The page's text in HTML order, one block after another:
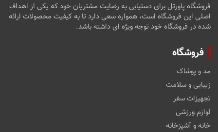
فروشگاه پاورتل برای دستیابی به رضایت مشتریان خود که یکی از اهداف
اصلی این فروشگاه است، همواره سعی دارد تا به کیفیت محصولات ارائه
شده در فروشگاه خود توجه ویژه ای داشته باشد.
فروشگاه
مد و پوشاک
زیبایی و سلامت
تجهیزات سفر
لوازم ورزشی
خانه و آشپزخانه